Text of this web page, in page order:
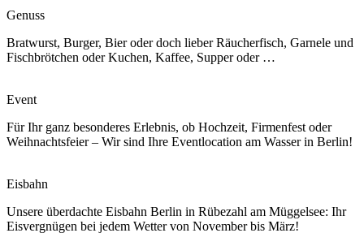
Genuss
Bratwurst, Burger, Bier oder doch lieber Räucherfisch, Garnele und
Fischbrötchen oder Kuchen, Kaffee, Supper oder …
Event
Für Ihr ganz besonderes Erlebnis, ob Hochzeit, Firmenfest oder
Weihnachtsfeier – Wir sind Ihre Eventlocation am Wasser in Berlin!
Eisbahn
Unsere überdachte Eisbahn Berlin in Rübezahl am Müggelsee: Ihr
Eisvergnügen bei jedem Wetter von November bis März!